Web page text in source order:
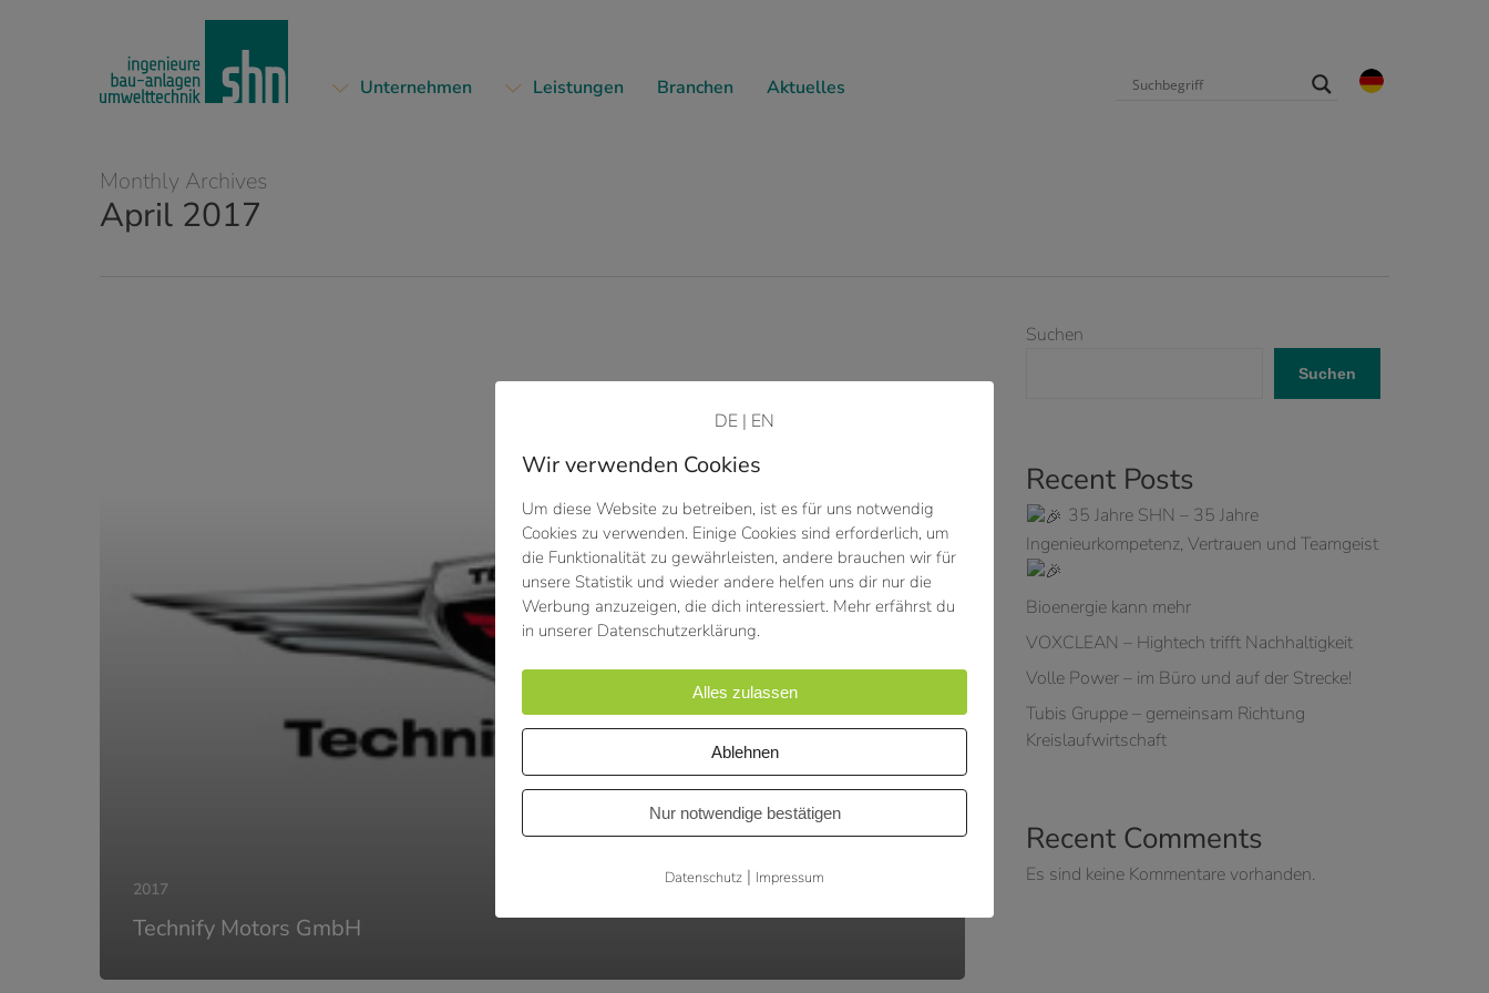
Unternehmen Leistungen Branchen Aktuelles
Monthly Archives
April 2017
2017
Technify Motors GmbH
Suchen
Suchen
Recent Posts
35 Jahre SHN – 35 Jahre
Ingenieurkompetenz, Vertrauen und Teamgeist
Bioenergie kann mehr
VOXCLEAN – Hightech trifft Nachhaltigkeit
Volle Power – im Büro und auf der Strecke!
Tubis Gruppe – gemeinsam Richtung
Kreislaufwirtschaft
Recent Comments
Es sind keine Kommentare vorhanden.
DE | EN
Wir verwenden Cookies
Um diese Website zu betreiben, ist es für uns notwendig
Cookies zu verwenden. Einige Cookies sind erforderlich, um
die Funktionalität zu gewährleisten, andere brauchen wir für
unsere Statistik und wieder andere helfen uns dir nur die
Werbung anzuzeigen, die dich interessiert. Mehr erfährst du
in unserer Datenschutzerklärung.
Alles zulassen
Ablehnen
Nur notwendige bestätigen
Datenschutz | Impressum